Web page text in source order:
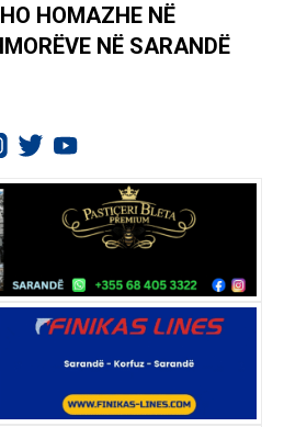
HOMAZHE NË
NË SARANDË